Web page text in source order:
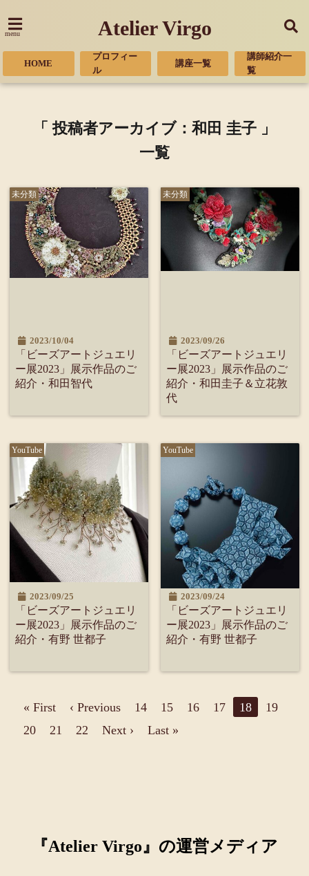
menu Atelier Virgo
HOME
プロフィー
ル
講座一覧
講師紹介一
覧
「 投稿者アーカイブ：和田 圭子 」
一覧
未分類
2023/10/04
「ビーズアートジュエリ
ー展2023」展示作品のご
紹介・和田智代
未分類
2023/09/26
「ビーズアートジュエリ
ー展2023」展示作品のご
紹介・和田圭子＆立花敦
代
YouTube
2023/09/25
「ビーズアートジュエリ
ー展2023」展示作品のご
紹介・有野 世都子
YouTube
2023/09/24
「ビーズアートジュエリ
ー展2023」展示作品のご
紹介・有野 世都子
« First ‹ Previous 14 15 16 17 18
19
20
21 22 Next › Last »
『Atelier Virgo』の運営メディア